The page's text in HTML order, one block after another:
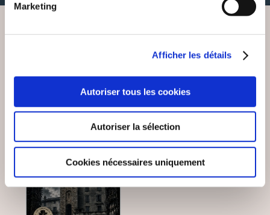
Marketing
Afficher les détails
Autoriser tous les cookies
Autoriser la sélection
Cookies nécessaires uniquement
VOUS AIMEREZ AUSSI
NEW